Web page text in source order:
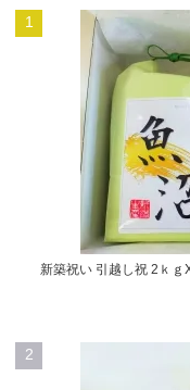
1
新築祝い 引越し祝 2ｋｇ
2